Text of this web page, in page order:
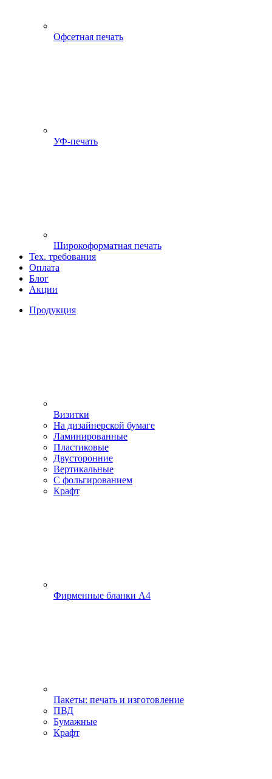
Офсетная печать
УФ-печать
Широкоформатная печать
Тех. требования
Оплата
Блог
Акции
Продукция
Визитки
На дизайнерской бумаге
Ламинированные
Пластиковые
Двусторонние
Вертикальные
С фольгированием
Крафт
Фирменные бланки А4
Пакеты: печать и изготовление
ПВД
Бумажные
Крафт